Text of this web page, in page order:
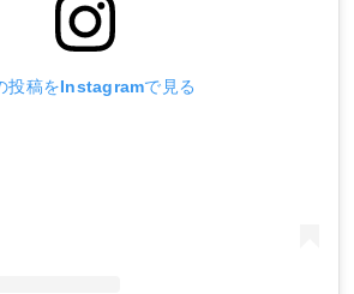
投稿をInstagramで見る